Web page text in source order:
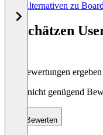
Alle Alternativen zu
So schätzen
Die Bewertungen
Noch nicht genügend
Bewerten